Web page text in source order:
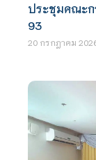
ประชุมคณะก
93
20 กรกฎาคม